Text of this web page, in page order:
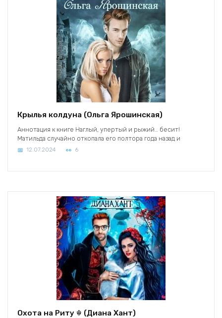
Крылья колдуна (Ольга Ярошинская)
Аннотация к книге Наглый, упертый и рыжий… бесит!
Матильда случайно откопала его полтора года назад и
12.07.2024 6
Охота на Риту ☬ (Диана Хант)